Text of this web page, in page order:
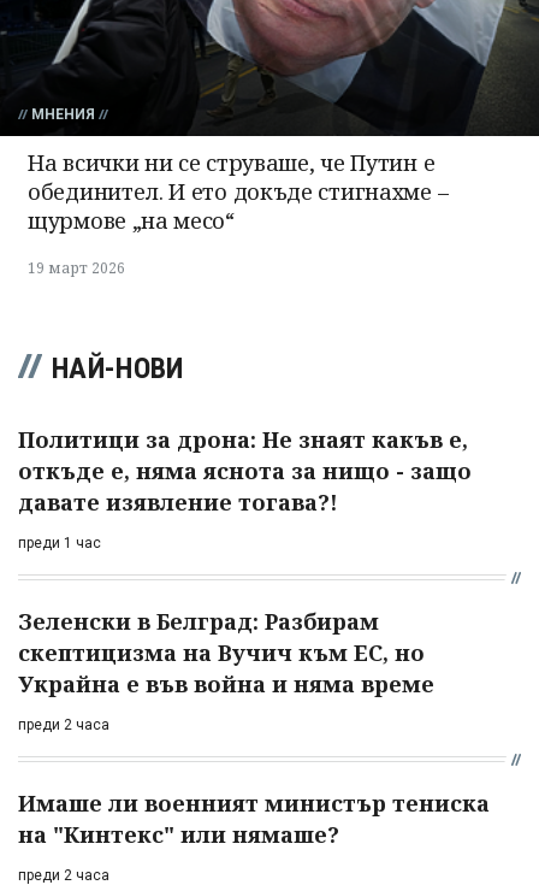
МНЕНИЯ
На всички ни се струваше, че Путин е
обединител. И ето докъде стигнахме –
щурмове „на месо“
19 март 2026
НАЙ-НОВИ
Политици за дрона: Не знаят какъв е,
откъде е, няма яснота за нищо - защо
давате изявление тогава?!
преди 1 час
Зеленски в Белград: Разбирам
скептицизма на Вучич към ЕС, но
Украйна е във война и няма време
преди 2 часа
Имаше ли военният министър тениска
на "Кинтекс" или нямаше?
преди 2 часа